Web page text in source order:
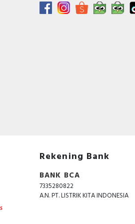
Rekening Bank
BANK BCA
7335280822
A.N. PT. LISTRIK KITA INDONESIA